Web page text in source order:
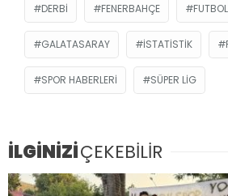
DERBI FENERBAHÇE FUTBOL
GALATASARAY ISTATISTIK
SPOR HABERLERI SÜPER LIG
İLGİNİZİÇEKEBİLİR